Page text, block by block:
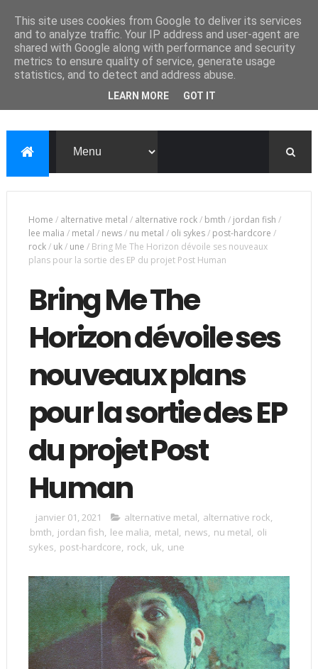
Home / alternative metal / alternative rock/ bmth / jordan fish /
lee malia / metal / news/ nu metal / oli sykes/ post-hardcore /
rock/ uk/ une / Bring Me The Horizon dévoile ses nouveaux
plans pour la sortie des EP du projet Post Human
Bring Me The
Horizon dévoile ses
nouveaux plans
pour la sortie des EP
du projet Post
Human
janvier 01, 2021 alternative metal, alternative rock,
bmth, jordan fish, lee malia, metal, news, nu metal, oli
sykes, post-hardcore, rock, uk, une
This site uses cookies from Google to deliver its services
and to analyze traffic. Your IP address and user-agent are
shared with Google along with performance and security
metrics to ensure quality of service, generate usage
statistics, and to detect and address abuse.
LEARN MORE GOT IT